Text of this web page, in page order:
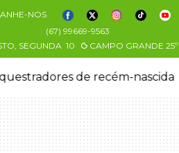
NOS
(67) 99669-9563
SEGUNDA 10 CAMPO GRANDE 25º
de recém-nascida